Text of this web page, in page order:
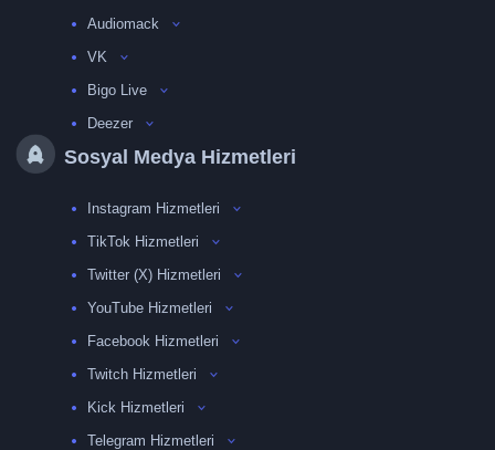
Audiomack
VK
Bigo Live
Deezer
Sosyal Medya Hizmetleri
Instagram Hizmetleri
TikTok Hizmetleri
Twitter (X) Hizmetleri
YouTube Hizmetleri
Facebook Hizmetleri
Twitch Hizmetleri
Kick Hizmetleri
Telegram Hizmetleri